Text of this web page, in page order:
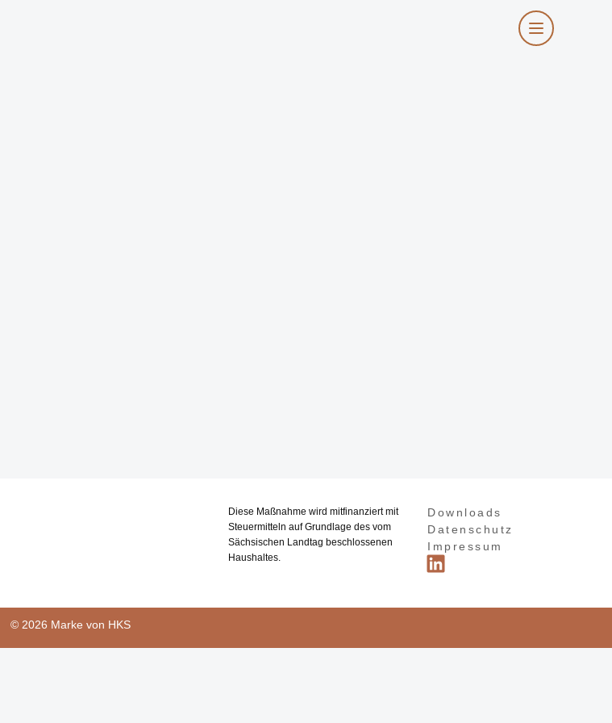
Diese Maßnahme wird mitfinanziert mit
Steuermitteln auf Grundlage des vom
Sächsischen Landtag beschlossenen
Haushaltes.
Downloads
Datenschutz
Impressum
© 2026 Marke von HKS